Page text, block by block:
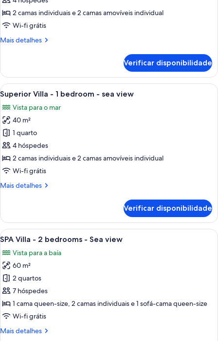
Sea
view
Villa
Superior,
quarto
beach)
2 camas individuais e 2 camas amovíveis individual
Wi-fi grátis
Mais detalhes
Mais
quarto:
Villa
Superior,
quarto
(Near
the
beach)
Verificar disponibilidade
Ver
todas
as
imagens
de
Superior
Villa
-
bedroom
view
Um pátio com mesa e cadeiras, uma
9
Superior Villa - 1 bedroom - sea view
Vista para o mar
40 m²
1 quarto
4 hóspedes
2 camas individuais e 2 camas amovíveis individual
Wi-fi grátis
Mais detalhes
Mais
quarto:
Superior
Villa
bedroom
sea
view
Verificar disponibilidade
Ver
todas
as
imagens
de
SPA
Villa
-
bedrooms
Um deck de madeira com móveis
7
SPA Villa - 2 bedrooms - Sea view
Vista para a baía
60 m²
2 quartos
7 hóspedes
1 cama queen-size, 2 camas individuais e 1 sofá-cama queen-size
Wi-fi grátis
Mais detalhes
Mais